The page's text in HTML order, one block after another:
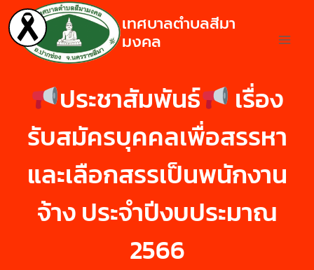
เทศบาลตำบลสีมา
มงคล
ประชาสัมพันธ์
เรื่อง
รับสมัครบุคคลเพื่อสรรหา
และเลือกสรรเป็นพนักงาน
จ้าง ประจำปีงบประมาณ
2566